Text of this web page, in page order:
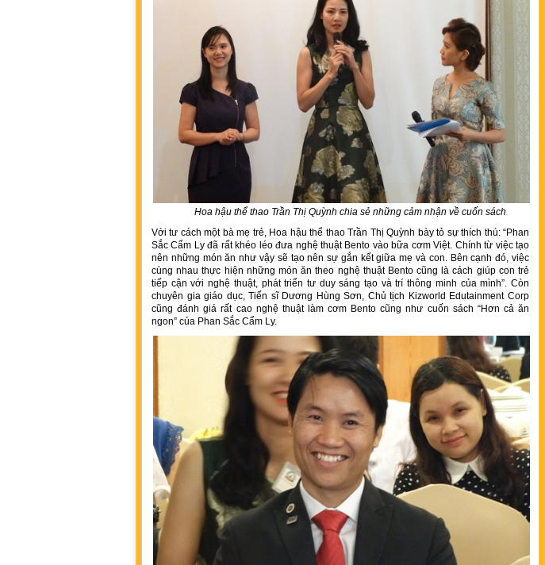
Hoa hậu thể thao Trần Thị Quỳnh chia sẻ những cảm nhận về cuốn sách
Với tư cách một bà mẹ trẻ, Hoa hậu thể thao Trần Thị Quỳnh bày tỏ sự thích thú: “Phan
Sắc Cẩm Ly đã rất khéo léo đưa nghệ thuật Bento vào bữa cơm Việt. Chính từ việc tạo
nên những món ăn như vậy sẽ tạo nên sự gắn kết giữa mẹ và con. Bên cạnh đó, việc
cùng nhau thực hiện những món ăn theo nghệ thuật Bento cũng là cách giúp con trẻ
tiếp cận với nghệ thuật, phát triển tư duy sáng tạo và trí thông minh của mình”. Còn
chuyên gia giáo dục, Tiến sĩ Dương Hùng Sơn, Chủ tịch Kizworld Edutainment Corp
cũng đánh giá rất cao nghệ thuật làm cơm Bento cũng như cuốn sách “Hơn cả ăn
ngon” của Phan Sắc Cẩm Ly.